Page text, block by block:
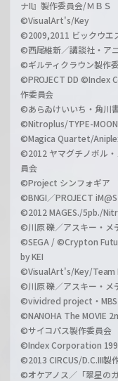
ナII』製作委員会/ＭＢＳ
©VisualArt's/Key
©2009,2011 ビックウエ
©西尾維新／講談社・ア
©ギルティクラウン製作
©PROJECT DD ©Index
作委員会
©あらゐけいいち・角川
©Nitroplus/TYPE-
©Magica Quartet/
©2012 ヤマグチノボル
員会
©Project シンフォギア
©BNGI／PROJECT iM@S
©2012 MAGES./5pb./
©川原 礫／アスキー・メ
©SEGA / ©Crypton
by KEI
©VisualArt's/Key/
©川原 礫／アスキー・メ
©vividred project・MBS
©NANOHA The MOVIE
©サイコパス製作委員会
©Index Corporation
©2013 CIRCUS/D.C.III製
©オケアノス／「翠星の